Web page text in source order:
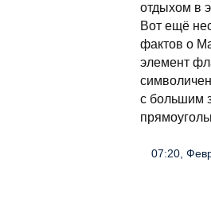
отдыхом в
Вот ещё
фактов о
элемент
с большим
07:20,